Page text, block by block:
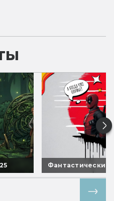
Фантастические